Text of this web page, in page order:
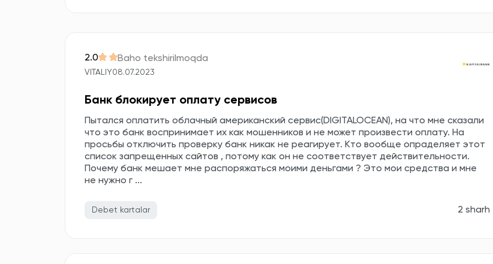
2.0 Baho tekshirilmoqda
VITALIY08.07.2023
Банк блокирует оплату сервисов
Пытался оплатить облачный американский сервис(DIGITALOCEAN), на что мне сказали
что это банк воспринимает их как мошенников и не может произвести оплату. На
просьбы отключить проверку банк никак не реагирует. Кто вообще опраделяет этот
список запрещенных сайтов , потому как он не соответствует действительности.
Почему банк мешает мне распоряжаться моими деньгами ? Это мои средства и мне
не нужно г ...
Debet kartalar 2 sharh